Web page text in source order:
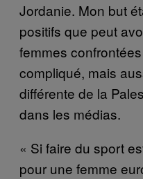
Jordanie. Mon but
positifs que peut
femmes
compliqué, mais
différente de la
dans les médias.
« Si faire du sport
pour une femme